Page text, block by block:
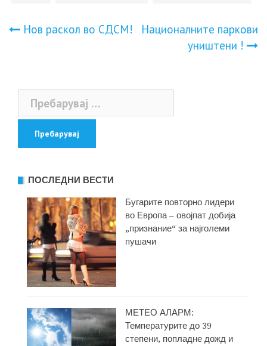
Навигација
напис
Нoв pаскол во СДСМ!
Националните паркови
уништени !
Пребарувај
за:
ПОСЛЕДНИ ВЕСТИ
Бугарите повторно лидери
во Европа – овојпат добија
„признание“ за најголеми
пушачи
МЕТЕО АЛАРМ:
Температурите до 39
степени, попладне дожд и